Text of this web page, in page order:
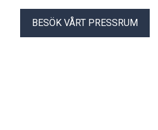
BESÖK VÅRT PRESSRUM